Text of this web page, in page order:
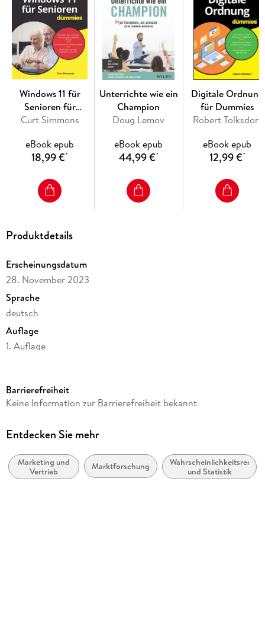
Wie Sie Interviews führen und Gruppendiskussionen leiten
Wie Sie qualitative Daten aufzeichnen und transkribieren
Wie Sie die richtige Methode für die Datenauswertung
nutzen
Wie Sie die Qualität Ihrer Untersuchung sichern
Windows 11 für
Senioren für
Dummies
Curt Simmons
eBook epub
18,99 €*
Unterrichte wie ein
Champion
Doug Lemov
eBook epub
44,99 €*
Digitale Ordnung
für Dummies
Robert Tolksdorf
eBook epub
12,99 €*
Produktdetails
Erscheinungsdatum
28. November 2023
Sprache
deutsch
Auflage
1. Auflage
Reihe
Autor/Autorin
Verlag/Hersteller
Wiley-VCH
Barrierefreiheit
Keine Information zur Barrierefreiheit bekannt
Entdecken Sie mehr
Marketing und
Vertrieb
Marktforschung
und Statistik